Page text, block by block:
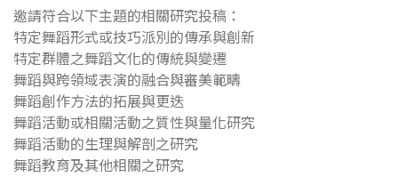
邀請符合以下主題的相關研究投稿：
特定舞蹈形式或技巧派別的傳承與創新
特定群體之舞蹈文化的傳統與變遷
舞蹈與跨領域表演的融合與審美範疇
舞蹈創作方法的拓展與更迭
舞蹈活動或相關活動之質性與量化研究
舞蹈活動的生理與解剖之研究
舞蹈教育及其他相關之研究